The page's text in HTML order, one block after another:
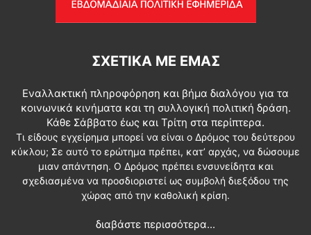
ΣΧΕΤΙΚΆ ΜΕ ΕΜΆΣ
Εναλλακτική πληροφόρηση και βήμα διαλόγου για τα
κοινωνικά κινήματα και τη συλλογική πολιτική δράση.
Κάθε Σάββατο έως και Τρίτη στα περίπτερα.
Τι είδους εγχείρημα μπορεί να είναι ο Δρόμος του δεύτερου
κύκλου; Σε αυτό το ερώτημα πρέπει, κατ’ αρχάς, να δώσουμε
μιαν απάντηση. Ο Δρόμος πρέπει ενσυνείδητα και
σχεδιασμένα να προσδιοριστεί ως συμβολή διεξόδου της
χώρας από την καθολική κρίση.
διαβάστε περισσότερα...